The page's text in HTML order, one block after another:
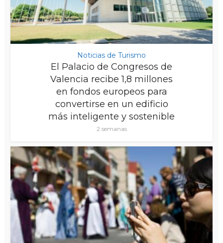
Noticias de Turismo
El Palacio de Congresos de
Valencia recibe 1,8 millones
en fondos europeos para
convertirse en un edificio
más inteligente y sostenible
2 semanas